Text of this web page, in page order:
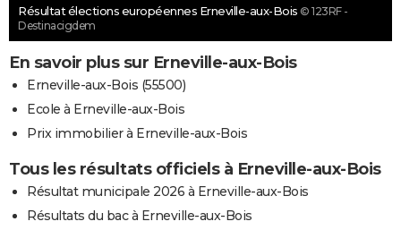
Résultat élections européennes Erneville-aux-Bois © 123RF -
Destinacigdem
En savoir plus sur Erneville-aux-Bois
Erneville-aux-Bois (55500)
Ecole à Erneville-aux-Bois
Prix immobilier à Erneville-aux-Bois
Tous les résultats officiels à Erneville-aux-Bois
Résultat municipale 2026 à Erneville-aux-Bois
Résultats du bac à Erneville-aux-Bois